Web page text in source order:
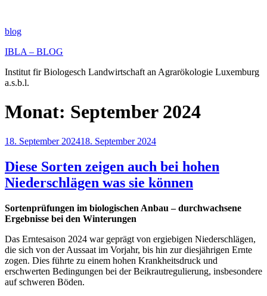
springen
blog
IBLA – BLOG
Institut fir Biologesch Landwirtschaft an Agrarökologie Luxemburg
a.s.b.l.
Monat: September 2024
Veröffentlicht
18. September 202418. September 2024
Diese Sorten zeigen auch bei hohen
Niederschlägen was sie können
Sortenprüfungen im biologischen Anbau – durchwachsene
Ergebnisse bei den Winterungen
Das Erntesaison 2024 war geprägt von ergiebigen Niederschlägen,
die sich von der Aussaat im Vorjahr, bis hin zur diesjährigen Ernte
zogen. Dies führte zu einem hohen Krankheitsdruck und
erschwerten Bedingungen bei der Beikrautregulierung, insbesondere
auf schweren Böden.